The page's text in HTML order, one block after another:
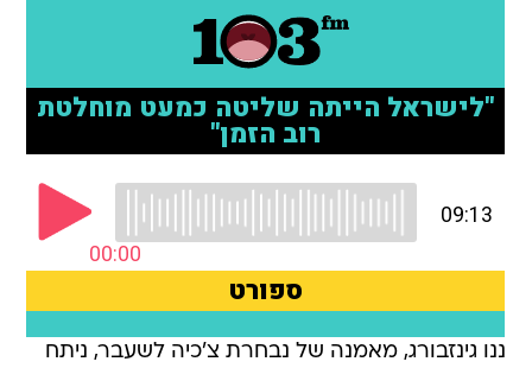
ננו גינזבורג, מאמנה של נבחרת צ'כיה לשעבר, ניתח